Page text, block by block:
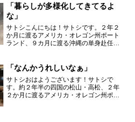
品川区南大井で不動産を主...
「暮らしが多様化してきてるよ
な」
サトシこんにちは！サトシです。２年２
か月に渡るアメリカ・オレゴン州ポート
ランド、９カ月に渡る沖縄の単身赴任の
ました。２０２１年３月９日より東京都
品川区南大井で不動産を主...
「なんかうれしいなぁ」
サトシおはようございます！サトシで
す。約２年半の四国の松山・高松、２年
２か月に渡るアメリカ・オレゴン州ポー